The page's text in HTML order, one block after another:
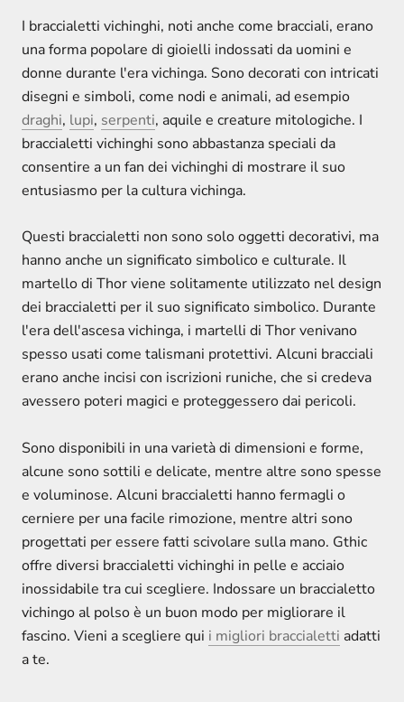
I braccialetti vichinghi, noti anche come bracciali, erano
una forma popolare di gioielli indossati da uomini e
donne durante l'era vichinga. Sono decorati con intricati
disegni e simboli, come nodi e animali, ad esempio
draghi, lupi, serpenti, aquile e creature mitologiche. I
braccialetti vichinghi sono abbastanza speciali da
consentire a un fan dei vichinghi di mostrare il suo
entusiasmo per la cultura vichinga.
Questi braccialetti non sono solo oggetti decorativi, ma
hanno anche un significato simbolico e culturale. Il
martello di Thor viene solitamente utilizzato nel design
dei braccialetti per il suo significato simbolico. Durante
l'era dell'ascesa vichinga, i martelli di Thor venivano
spesso usati come talismani protettivi. Alcuni bracciali
erano anche incisi con iscrizioni runiche, che si credeva
avessero poteri magici e proteggessero dai pericoli.
Sono disponibili in una varietà di dimensioni e forme,
alcune sono sottili e delicate, mentre altre sono spesse
e voluminose. Alcuni braccialetti hanno fermagli o
cerniere per una facile rimozione, mentre altri sono
progettati per essere fatti scivolare sulla mano. Gthic
offre diversi braccialetti vichinghi in pelle e acciaio
inossidabile tra cui scegliere. Indossare un braccialetto
vichingo al polso è un buon modo per migliorare il
fascino. Vieni a scegliere qui i migliori braccialetti adatti
a te.